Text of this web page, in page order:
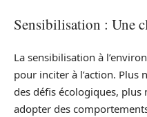
Sensibilisation : Une
La sensibilisation à
pour inciter à l’action.
des défis écologiques, plus
adopter des